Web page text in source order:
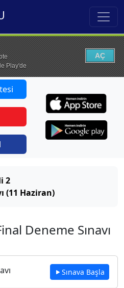
Play'de
AÇ
2
(11 Haziran)
Deneme Sınavı
Sınava Başla